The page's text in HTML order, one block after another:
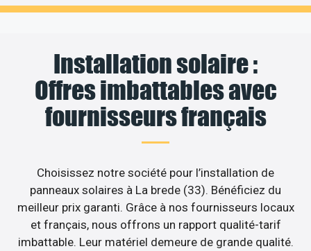
Installation solaire :
Offres imbattables avec
fournisseurs français
Choisissez notre société pour l’installation de
panneaux solaires à La brede (33). Bénéficiez du
meilleur prix garanti. Grâce à nos fournisseurs locaux
et français, nous offrons un rapport qualité-tarif
imbattable. Leur matériel demeure de grande qualité.